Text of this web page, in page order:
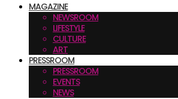
MAGAZINE
NEWSROOM
LIFESTYLE
CULTURE
ART
PRESSROOM
PRESSROOM
EVENTS
NEWS